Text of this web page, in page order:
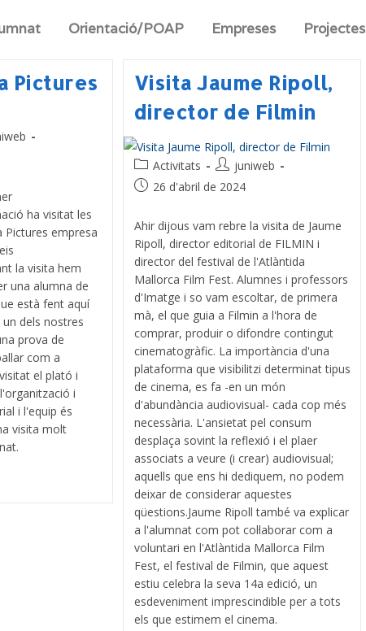
Orientació/POAP Empreses Projectes
Pictures
ha visitat les
Pictures empresa
la visita hem
una alumna de
està fent aquí
dels nostres
prova de
com a
el plató i
i
i l'equip és
visita molt
Visita Jaume Ripoll,
director de Filmin
Activitats
juniweb
26 d'abril de 2024
Ahir dijous vam rebre la visita de Jaume
Ripoll, director editorial de FILMIN i
director del festival de l'Atlàntida
Mallorca Film Fest. Alumnes i professors
d'Imatge i so vam escoltar, de primera
mà, el que guia a Filmin a l'hora de
comprar, produir o difondre contingut
cinematogràfic. La importància d'una
plataforma que visibilitzi determinat tipus
de cinema, es fa -en un món
d'abundància audiovisual- cada cop més
necessària. L'ansietat pel consum
desplaça sovint la reflexió i el plaer
associats a veure (i crear) audiovisual;
aquells que ens hi dediquem, no podem
deixar de considerar aquestes
qüestions.Jaume Ripoll també va explicar
a l'alumnat com pot col·laborar com a
voluntari en l'Atlàntida Mallorca Film
Fest, el festival de Filmin, que aquest
estiu celebra la seva 14a edició, un
esdeveniment imprescindible per a tots
els que estimem el cinema.